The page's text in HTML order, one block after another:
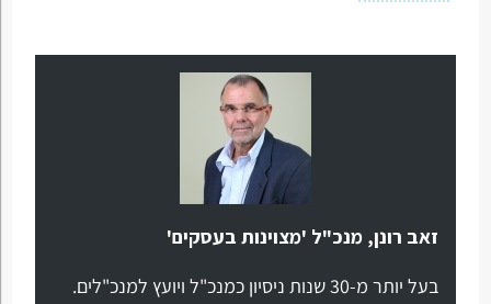
זאב רונן, מנכ"ל 'מצוינות בעסקים'
בעל יותר מ-30 שנות ניסיון כמנכ"ל ויועץ למנכ"לים.